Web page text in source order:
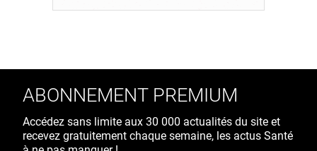
ABONNEMENT PREMIUM
Accédez sans limite aux 30 000 actualités du site et
recevez gratuitement chaque semaine, les actus Santé